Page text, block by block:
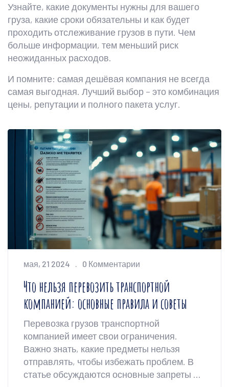
Узнайте, какие документы нужны для вашего
груза, какие сроки обязательны и как будет
проходить отслеживание грузов в пути. Чем
больше информации, тем меньший риск
неожиданных расходов.
И помните: самая дешёвая компания не всегда
самая выгодная. Лучший выбор – это комбинация
цены, репутации и полного пакета услуг.
мая, 21 2024 0 Комментарии
Что нельзя перевозить транспортной
компанией: основные правила и советы
Перевозка грузов транспортной
компанией имеет свои ограничения.
Важно знать, какие предметы нельзя
отправлять, чтобы избежать проблем. В
статье обсуждаются основные запреты и